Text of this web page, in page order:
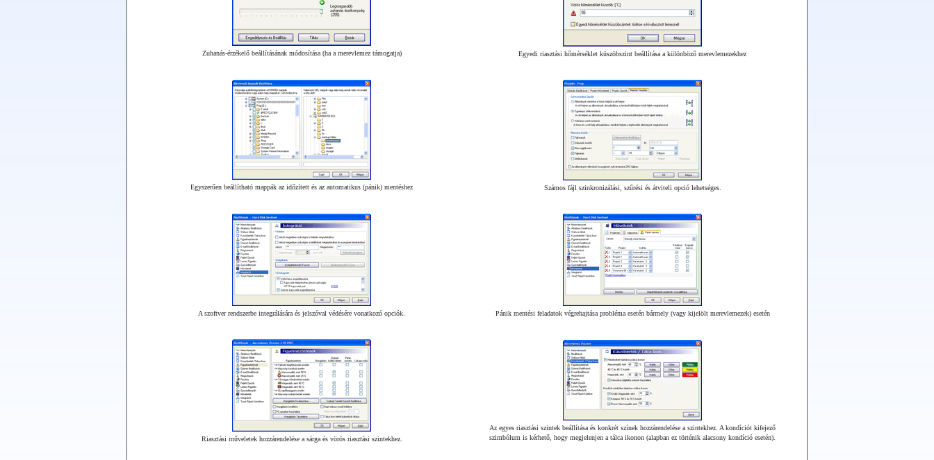
Zuhanás-érzékelő beállításának módosítása (ha a merevlemez támogatja) Egyedi riasztási hőmérséklet küszöbszint beállítása a különböző merevlemezekhez
Egyszerűen beállítható mappák az időzített és az automatikus (pánik) mentéshez Számos fájl szinkronizálási, szűrési és átviteli opció lehetséges.
A szoftver rendszerbe integrálására és jelszóval védésére vonatkozó opciók. Pánik mentési feladatok végrehajtása probléma esetén bármely (vagy kijelölt merevlemezek) esetén
Riasztási műveletek hozzárendelése a sárga és vörös riasztási szintekhez.
Az egyes riasztási szintek beállítása és konkrét színek hozzárendelése a szintekhez. A kondíciót kifejező
szimbólum is kérhető, hogy megjelenjen a tálca ikonon (alapban ez történik alacsony kondíció esetén).